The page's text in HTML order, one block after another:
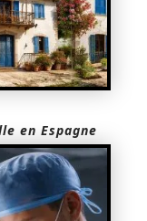
en Espagne